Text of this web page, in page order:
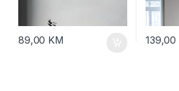
89,00 KM 139,00